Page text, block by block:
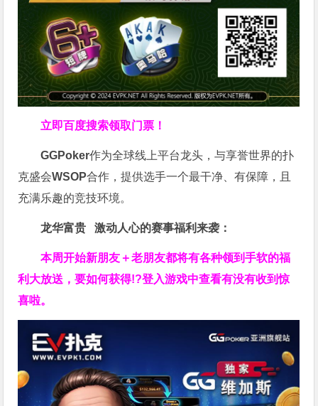
立即百度搜索领取门票！
GGPoker作为全球线上平台龙头，与享誉世界的扑
克盛会WSOP合作，提供选手一个最干净、有保障，且
充满乐趣的竞技环境。
龙华富贵 激动人心的赛事福利来袭：
本周开始新朋友＋老朋友都将有各种领到手软的福
利大放送，要如何获得!?登入游戏中查看有没有收到惊
喜啦。